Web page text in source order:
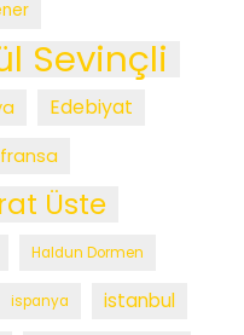
Sevinçli
Edebiyat
fransa
Üste
Haldun Dormen
ispanya istanbul